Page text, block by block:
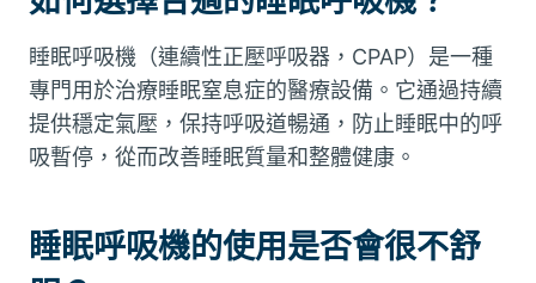
睡眠呼吸機（連續性正壓呼吸器，CPAP）是一種
專門用於治療睡眠窒息症的醫療設備。它通過持續
提供穩定氣壓，保持呼吸道暢通，防止睡眠中的呼
吸暫停，從而改善睡眠質量和整體健康。
睡眠呼吸機的使用是否會很不舒